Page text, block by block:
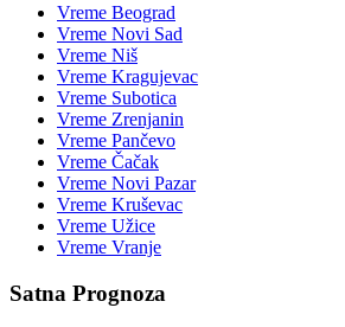
Vreme Beograd
Vreme Novi Sad
Vreme Niš
Vreme Kragujevac
Vreme Subotica
Vreme Zrenjanin
Vreme Pančevo
Vreme Čačak
Vreme Novi Pazar
Vreme Kruševac
Vreme Užice
Vreme Vranje
Satna Prognoza